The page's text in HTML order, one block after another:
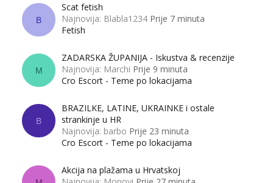
B
Scat fetish
Najnovija: Blabla1234 Prije 7 minuta
Fetish
M
ZADARSKA ŽUPANIJA - Iskustva & recenzije
Najnovija: Marchi Prije 9 minuta
Cro Escort - Teme po lokacijama
B
BRAZILKE, LATINE, UKRAINKE i ostale
strankinje u HR
Najnovija: barbo Prije 23 minuta
Cro Escort - Teme po lokacijama
Akcija na plažama u Hrvatskoj